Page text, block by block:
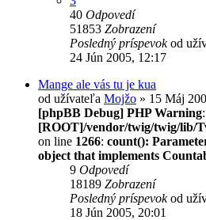
40 Odpovedí
51853 Zobrazení
Posledný príspevokod
24 Jún 2005, 12:17
Mange ale vás tu je kua
od užívateľa Mojžo » 15 Máj
[phpBB Debug] PHP Warning
[ROOT]/vendor/twig/twig/lib/
on line 1266: count():
object that implements
9 Odpovedí
18189 Zobrazení
Posledný príspevokod
18 Jún 2005, 20:01